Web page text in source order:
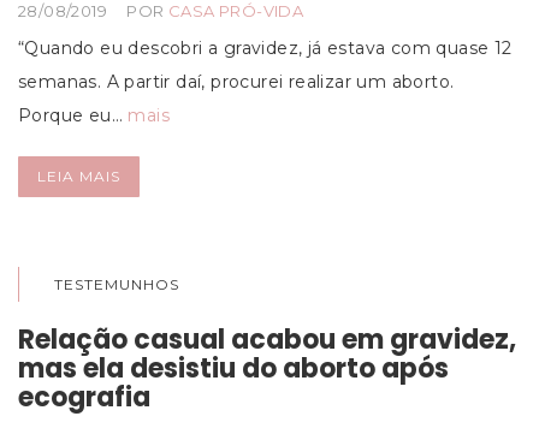
28/08/2019 POR CASA PRÓ-VIDA
“Quando eu descobri a gravidez, já estava com quase 12
semanas. A partir daí, procurei realizar um aborto.
Porque eu… mais
LEIA MAIS
TESTEMUNHOS
Relação casual acabou em gravidez,
mas ela desistiu do aborto após
ecografia